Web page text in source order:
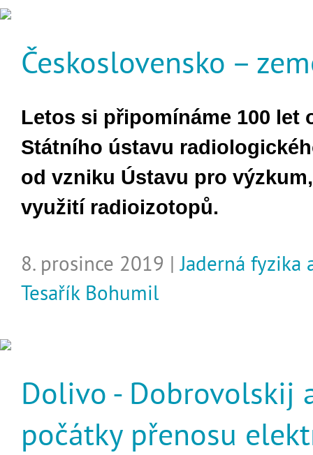
Československo –
Letos si připomínáme 100 let
Státního ústavu
od vzniku Ústavu pro
využití radioizotopů.
8. prosince 2019 |Jaderná fyzika
Tesařík Bohumil
Dolivo - Dobrovolskij
počátky přenosu